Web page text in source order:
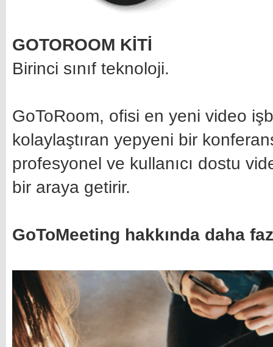
GOTOROOM KİTİ
Birinci sınıf teknoloji.
GoToRoom, ofisi en yeni video
kolaylaştıran yepyeni bir
profesyonel ve kullanıcı dostu
bir araya getirir.
GoToMeeting hakkında daha